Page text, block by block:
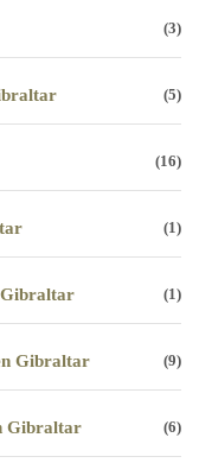
(3)
(5)
(16)
(1)
Gibraltar (1)
Gibraltar (9)
Gibraltar (6)